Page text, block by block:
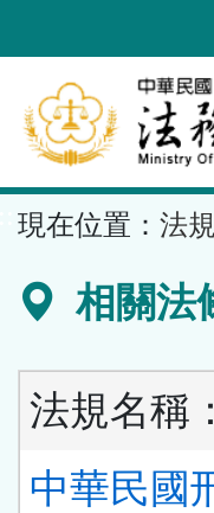
到
要
內
容
區
現在位置： 法
相關法
法規名稱：
中華民國